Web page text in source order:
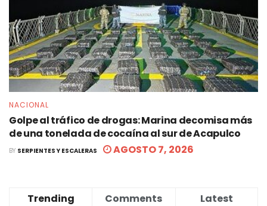
NACIONAL
Golpe al tráfico de drogas: Marina decomisa más
de una tonelada de cocaína al sur de Acapulco
BY SERPIENTES Y ESCALERAS AGOSTO 7, 2026
Trending Comments Latest